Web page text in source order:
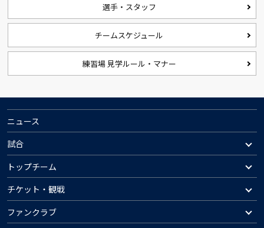
選手・スタッフ
チームスケジュール
練習場 見学ルール・マナー
ニュース
試合
トップチーム
チケット・観戦
ファンクラブ